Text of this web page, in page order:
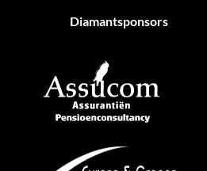
Diamantsponsors